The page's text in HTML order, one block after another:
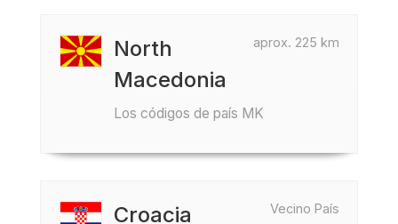
aprox. 225 km
North
Macedonia
Los códigos de país MK
Vecino País
Croacia